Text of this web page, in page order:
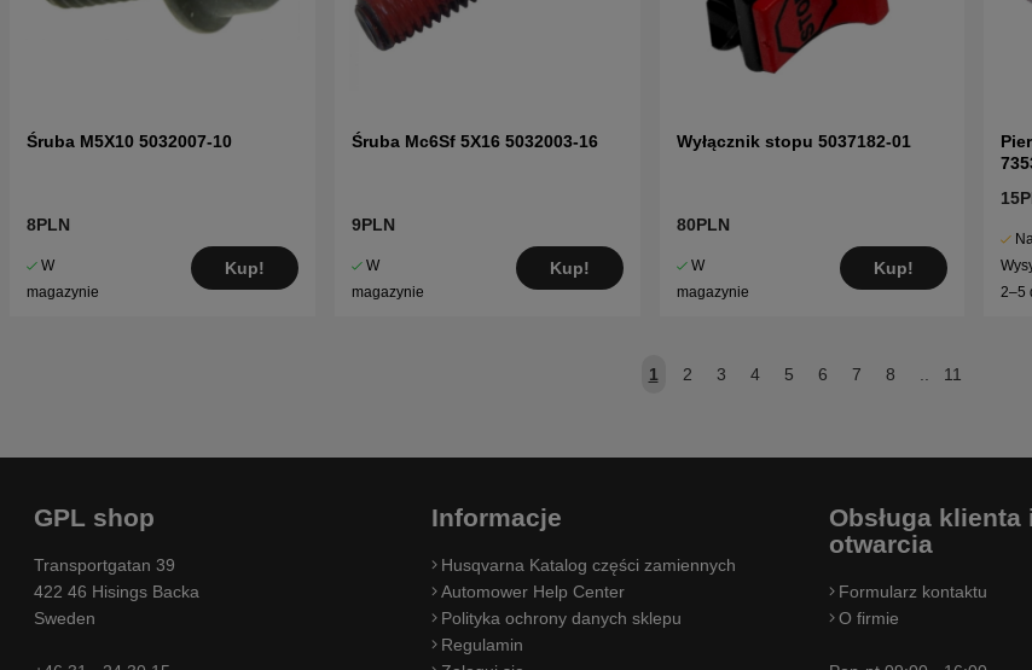
Śruba M5X10 5032007-10
8PLN
W
magazynie
Kup!
Śruba Mc6Sf 5X16 5032003-16
9PLN
W
magazynie
Kup!
Wyłącznik stopu 5037182-01
80PLN
W
magazynie
Kup!
2–5
1 2 3 4 5 6 7 8 .. 11
GPL shop
Transportgatan 39
422 46 Hisings Backa
Sweden
Informacje
Husqvarna Katalog części zamiennych
Automower Help Center
Polityka ochrony danych sklepu
Regulamin
Obsługa klienta
otwarcia
Formularz kontaktu
O firmie